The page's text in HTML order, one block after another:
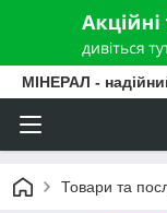
МІНЕРАЛ -
Товари та